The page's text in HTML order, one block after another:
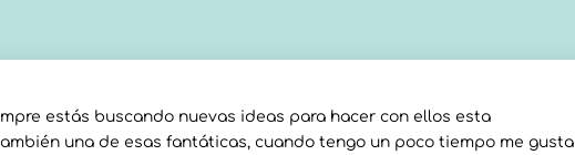
estás buscando nuevas ideas para hacer con ellos esta
una de esas fantáticas, cuando tengo un poco tiempo me gusta